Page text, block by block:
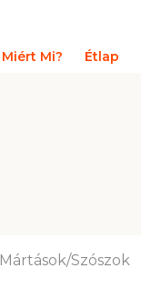
Miért Mi? Étlap
Mártások/Szószok